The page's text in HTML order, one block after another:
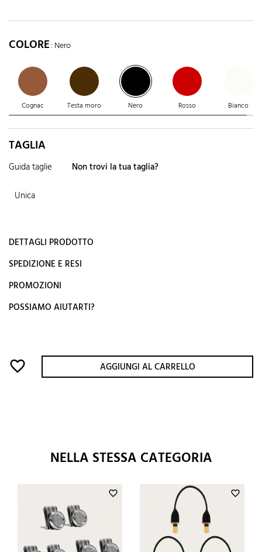
COLORE: Nero
Cognac Testa moro Nero Rosso Bianco
TAGLIA
Guida taglie Non trovi la tua taglia?
Unica
DETTAGLI PRODOTTO
SPEDIZIONE E RESI
PROMOZIONI
POSSIAMO AIUTARTI?
favorite_border AGGIUNGI AL CARRELLO
NELLA STESSA CATEGORIA
favorite_border favorite_border